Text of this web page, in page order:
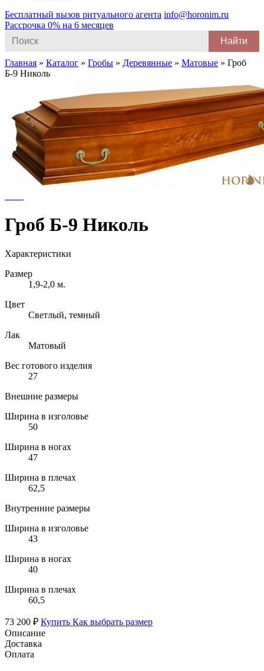
Бесплатный вызов ритуального агента info@horonim.ru
Рассрочка 0% на 6 месяцев
for:
Главная » Каталог » Гробы » Деревянные » Матовые » Гроб
Б-9 Николь
Гроб Б-9 Николь
Характеристики
Размер
1,9-2,0 м.
Цвет
Светлый, темный
Лак
Матовый
Вес готового изделия
27
Внешние размеры
Ширина в изголовье
50
Ширина в ногах
47
Ширина в плечах
62,5
Внутренние размеры
Ширина в изголовье
43
Ширина в ногах
40
Ширина в плечах
60,5
73 200 ₽ Купить Как выбрать размер
Описание
Доставка
Оплата